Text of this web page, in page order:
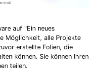
auf "Ein neues
Möglichkeit, alle Projekte
erstellte Folien, die
können. Sie können Ihren
teilen.